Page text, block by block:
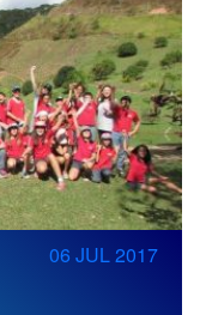
06 JUL 2017